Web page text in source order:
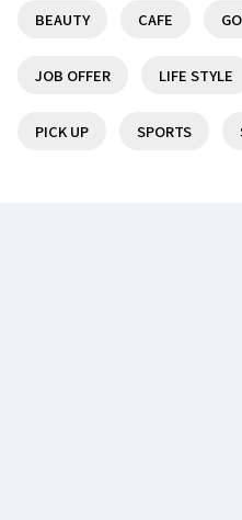
調布駅前の複
【話題の高級
BEAUTY CAFE
JOB OFFER LIFE STYLE
PICK UP SPORTS